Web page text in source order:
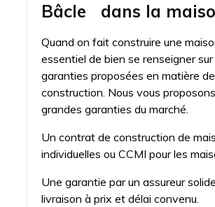
Bâcle dans la
Quand on fait construire une
essentiel de bien se renseigner sur
garanties proposées en matière de
construction. Nous vous
grandes garanties du marché.
Un contrat de construction de
individuelles ou CCMI pour les
Une garantie par un assureur
livraison à prix et délai convenu.